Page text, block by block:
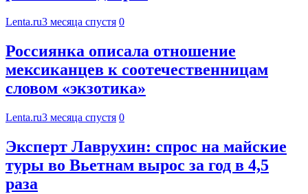
Lenta.ru3 месяца спустя 0
Россиянка описала отношение
мексиканцев к соотечественницам
словом «экзотика»
Lenta.ru3 месяца спустя 0
Эксперт Лаврухин: спрос на майские
туры во Вьетнам вырос за год в 4,5
раза